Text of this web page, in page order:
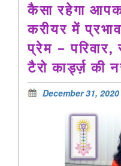
कैसा रहेगा
करीयर में
प्रेम –
टैरो कार्ड्ज़ की
December 31, 2020